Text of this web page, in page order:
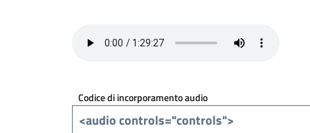
Codice di incorporamento audio